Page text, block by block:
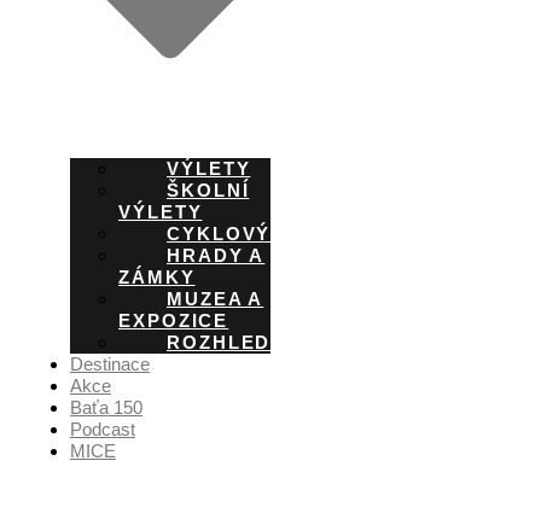
VÝLETY
ŠKOLNÍ
VÝLETY
CYKLOVÝLETY
HRADY A
ZÁMKY
MUZEA A
EXPOZICE
ROZHLEDNY
Destinace
Akce
Baťa 150
Podcast
MICE